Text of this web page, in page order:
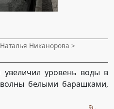
Никанорова >
уровень воды в
белыми барашками,